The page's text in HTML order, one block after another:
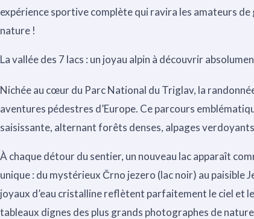
expérience sportive complète qui ravira les amateurs de
nature !
La vallée des 7 lacs : un joyau alpin à découvrir
Nichée au cœur du Parc National du Triglav, la
aventures pédestres d’Europe. Ce parcours
saisissante, alternant forêts denses, alpages
À chaque détour du sentier, un nouveau lac apparaît
unique : du mystérieux Črno jezero (lac noir) au paisible
joyaux d’eau cristalline reflètent parfaitement le ciel et
tableaux dignes des plus grands photographes de